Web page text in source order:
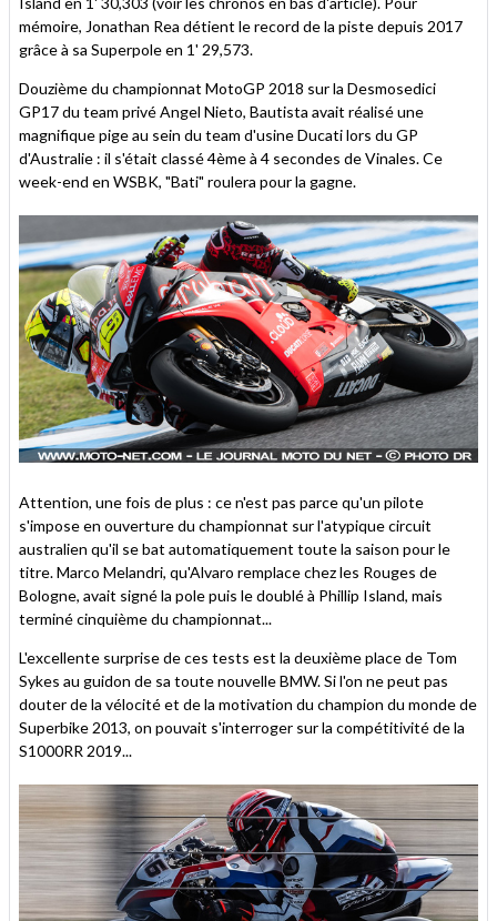
mémoire, Jonathan Rea détient le record de la piste depuis 2017
grâce à sa Superpole en 1' 29,573.
Douzième du championnat MotoGP 2018 sur la Desmosedici
GP17 du team privé Angel Nieto, Bautista avait réalisé une
magnifique pige au sein du team d'usine Ducati lors du GP
d'Australie : il s'était classé 4ème à 4 secondes de Vinales. Ce
week-end en WSBK, "Bati" roulera pour la gagne.
Attention, une fois de plus : ce n'est pas parce qu'un pilote
s'impose en ouverture du championnat sur l'atypique circuit
australien qu'il se bat automatiquement toute la saison pour le
titre. Marco Melandri, qu'Alvaro remplace chez les Rouges de
Bologne, avait signé la pole puis le doublé à Phillip Island, mais
terminé cinquième du championnat...
L'excellente surprise de ces tests est la deuxième place de Tom
Sykes au guidon de sa toute nouvelle BMW. Si l'on ne peut pas
douter de la vélocité et de la motivation du champion du monde de
Superbike 2013, on pouvait s'interroger sur la compétitivité de la
S1000RR 2019...